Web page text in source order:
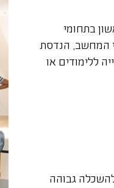
בתחומי
המחשב, הנדסת
ללימודים או
גבוהה